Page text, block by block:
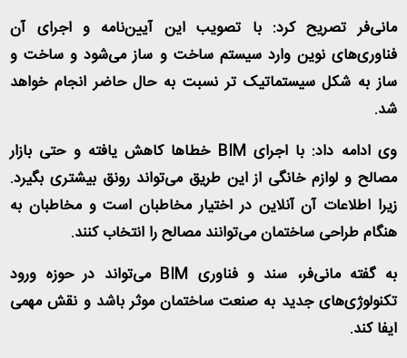
مانی‌فر تصریح کرد: با تصویب این آیین‌نامه و اجرای آن
فناوری‌های نوین وارد سیستم ساخت و ساز می‌شود و ساخت و
ساز به شکل سیستماتیک تر نسبت به حال حاضر انجام خواهد
شد.
وی ادامه داد: با اجرای BIMخطاها کاهش یافته و حتی بازار
مصالح و لوازم خانگی از این طریق می‌تواند رونق بیشتری بگیرد.
زیرا اطلاعات آن آنلاین در اختیار مخاطبان است و مخاطبان به
هنگام طراحی ساختمان می‌توانند مصالح را انتخاب کنند.
به گفته مانی‌فر، سند و فناوری BIMمی‌تواند در حوزه ورود
تکنولوژی‌های جدید به صنعت ساختمان موثر باشد و نقش مهمی
ایفا کند.